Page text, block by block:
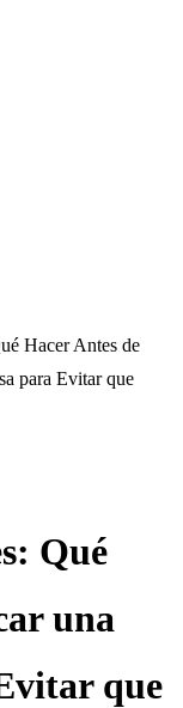
Hacer Antes de
para Evitar que
Qué
una
que